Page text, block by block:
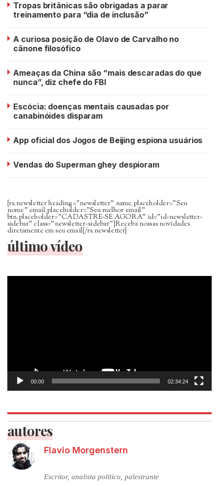
Tropas britânicas são obrigadas a parar
treinamento para “dia de inclusão”
A curiosa posição de Olavo de Carvalho no
cânone filosófico
Ameaças da China são “mais descaradas do que
nunca”, diz chefe do FBI
Escócia: doenças mentais causadas por
canabinóides disparam
App oficial dos Jogos de Beijing espiona usuários
Vendas do Superman ghey despioram
[rs_newsletter heading=”newsletter” name_placeholder=”Seu
nome” email_placeholder=”Seu melhor email”
btn_placeholder=”CADASTRE-SE AGORA” id=”id-newsletter-
sidebar” class=”newsletter-sidebar”]Receba nossas novidades
diretamente em seu email[/rs_newsletter]
último vídeo
Tocador
00:00 02:34:24
autores
Flavio Morgenstern
Escritor, analista político, palestrante